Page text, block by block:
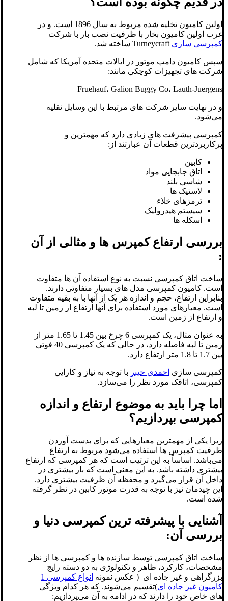
اولین کامیون تخلیه شده مربوط به سال 1896 است. و در
غرب اولین کامیون بخار با ظرفیت نصب بار با شرکت
کمپرسی سازی
سپس کامیون دامپ موتور در ایالات متحده آمریکا که شامل
شرکت های تجهیزات کوچکی مانند:
Fruehauf، Galion Buggy Co، Lauth-Juergens
و در نهایت سایر شرکت های مرتبط با این وسایل نقلیه
می‌شود.
کمپرسی پیشرفت های زیادی دارد که مهمترین و
پرکاربردترین قطعات آن عبارتند از:
کابین
اتاق جابجایی مواد
شاسی بلند
لاستیک ها
ترمزهای خلاء
سیستم هیدرولیک
اسکله ها
بررسی ارتفاع کمپرس ها و مثالی از آن
:
ساخت اتاق کمپرسی نسبت به نوع استفاده آن ها متفاوت
است. کامیون کمپرسی مدل های بسیار متفاوتی دارند.
بنابراین ارتفاع، حجم و اندازه هر یک از آنها با به بقیه متفاوت
است. معیارهای مورد استفاده برای آنها ارتفاع از زمین تا لبه
و ارتفاع از زمین است.
به عنوان مثال، یک کمپرسی 6 چرخ بین 1.45 تا 1.65 متر از
زمین تا لبه فاصله دارد، در حالی که یک کمپرسی 40 فوتی
بین 1.7 تا 1.8 متر ارتفاع دارد.
کمپرسی سازی احمدی خیبر با توجه به نیاز و کارایی
کمپرسی، اتاقک مورد نظر را می‌سازد.
اما چرا باید به موضوع ارتفاع و اندازه
کمپرسی بپردازیم؟
زیرا یکی از مهمترین معیارهایی که برای بدست آوردن
ظرفیت کمپرس ها استفاده می‌شود مربوط به ارتفاع
می‌باشد. اساساً به این ترتیب است که هر کمپرسی که ارتفاع
بیشتری داشته باشد. به این معنی است که بار بیشتری در
داخل آن قرار می‌گیرد و محفظه آن ظرفیت بیشتری دارد.
این چیدمان نیز با توجه به قدرت موتور کابین در نظر گرفته
شده است.
آشنایی با پیشرفته ترین کمپرسی دنیا و
بررسی آن:
ساخت اتاق کمپرسی توسط سازنده ها و کمپرسی ها از نظر
مشخصات، کارکرد، ظاهر و تکنولوژی به دو دسته رایج
بزرگراهی و غیر جاده ای ( عکس نمونه
انواع کمپرسی 1
کامیون غیر جاده ای)تقسیم می‌شوند. که هر کدام ویژگی
های خاص خود را دارند که در ادامه به آن می‌پردازیم: